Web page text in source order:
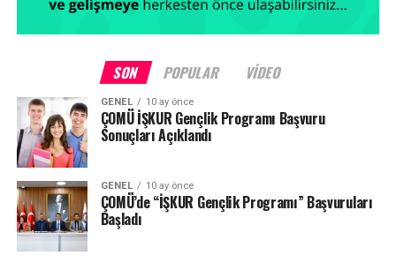
yöntemleriyle çevrimiçi yapılmasına,
seçmeli çevrimiçi sınavlar, ödevler, çevrimiçi kısa sınavlar,
projeler, Öğrenme Yönetim Sistemi (ÖYS) etkinlikleri, ÖYS
kullanım analitikleri ve benzeri uygulamaların
kullanılabilmesine,
Yarıyıl sonu, tek ders, tez izleme, yeterlilik sınavı gibi
sınavların ise ne zaman ve nasıl yapılacağının
yükseköğretim kurumlarının yetkili kurulları tarafından
belirlenmesine karar verilmiştir.”
SON POPULAR VIDEO
GENEL 10 ay önce
ÇOMÜ İŞKUR Gençlik Programı Başvuru
Sonuçları Açıklandı
GENEL 10 ay önce
ÇOMÜ’de “İŞKUR Gençlik Programı” Başvuruları
Başladı